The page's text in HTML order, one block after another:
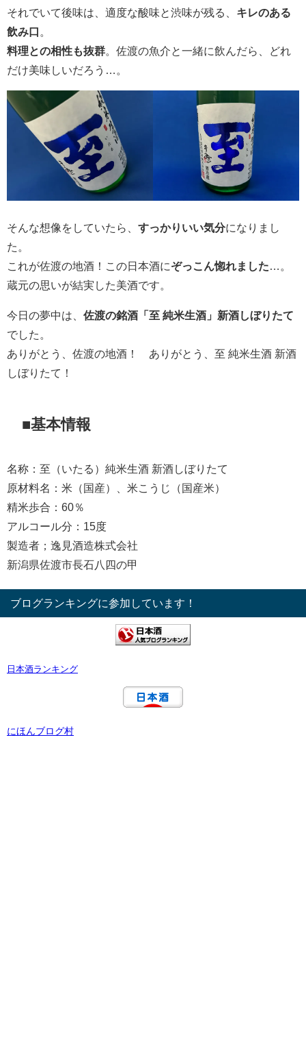
それでいて後味は、適度な酸味と渋味が残る、 キレのある
飲み口
料理との相性も抜群 。佐渡の魚介と一緒に飲んだら、どれ
だけ美味しいだろう…。
そんな想像をしていたら、 すっかりいい気分になりまし
た。
これが佐渡の地酒！この日本酒にぞっこん惚れました…。
蔵元の思いが結実した美酒です。
今日の夢中は、 佐渡の銘酒「至 純米生酒」新酒しぼりたて
でした。
ありがとう、佐渡の地酒！ ありがとう、至 純米生酒 新酒
しぼりたて！
■基本情報
名称：至（いたる）純米生酒 新酒しぼりたて
原材料名：米（国産）、米こうじ（国産米）
精米歩合：60％
アルコール分：15度
製造者；逸見酒造株式会社
新潟県佐渡市長石八四の甲
ブログランキングに参加しています！
日本酒ランキング
にほんブログ村